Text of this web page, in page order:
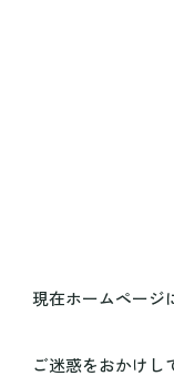
現在ホームページ
ご迷惑をおかけし